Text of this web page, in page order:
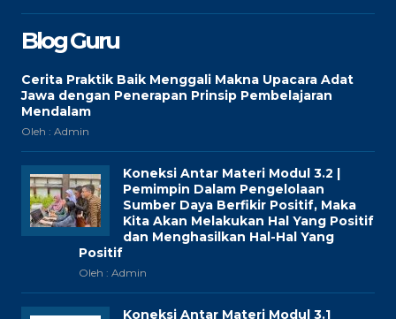
Blog Guru
Cerita Praktik Baik Menggali Makna Upacara Adat
Jawa dengan Penerapan Prinsip Pembelajaran
Mendalam
Oleh : Admin
Koneksi Antar Materi Modul 3.2 |
Pemimpin Dalam Pengelolaan
Sumber Daya Berfikir Positif, Maka
Kita Akan Melakukan Hal Yang Positif
dan Menghasilkan Hal-Hal Yang
Positif
Oleh : Admin
Koneksi Antar Materi Modul 3.1